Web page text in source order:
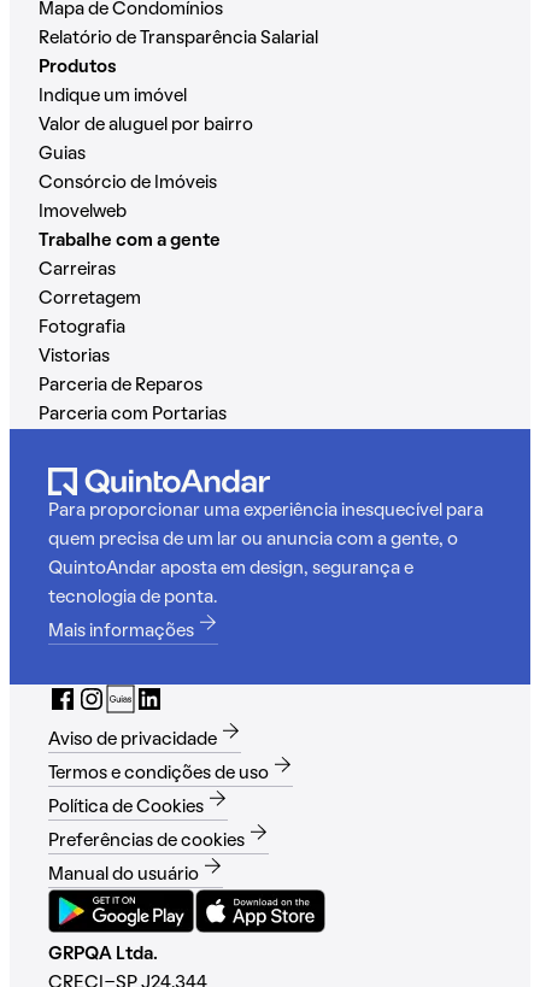
Mapa de Condomínios
Relatório de Transparência Salarial
Produtos
Indique um imóvel
Valor de aluguel por bairro
Guias
Consórcio de Imóveis
Imovelweb
Trabalhe com a gente
Carreiras
Corretagem
Fotografia
Vistorias
Parceria de Reparos
Parceria com Portarias
Para proporcionar uma experiência inesquecível para
quem precisa de um lar ou anuncia com a gente, o
QuintoAndar aposta em design, segurança e
tecnologia de ponta.
Mais informações
Aviso de privacidade
Termos e condições de uso
Política de Cookies
Preferências de cookies
Manual do usuário
GRPQA Ltda.